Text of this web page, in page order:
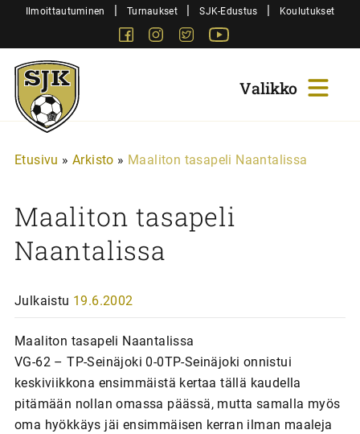
SiirryIlmoittautuminen | Turnaukset | SJK-Edustus | Koulutukset
FacebookInstagram
Twitter
Sjk-
Juniorit
Etusivu » Arkisto » Maaliton tasapeli Naantalissa
Maaliton tasapeli
Naantalissa
Julkaistu 19.6.2002
Maaliton tasapeli Naantalissa
VG-62 – TP-Seinäjoki 0-0TP-Seinäjoki onnistui
keskiviikkona ensimmäistä kertaa tällä kaudella
pitämään nollan omassa päässä, mutta samalla myös
oma hyökkäys jäi ensimmäisen kerran ilman maaleja